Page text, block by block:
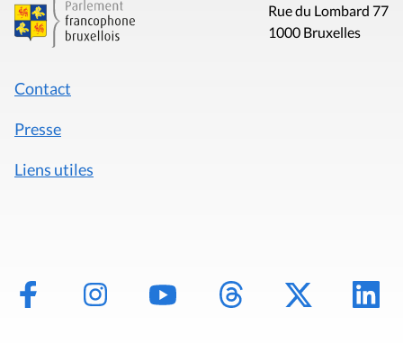
Rue du Lombard 77
1000 Bruxelles
Contact
Presse
Liens utiles